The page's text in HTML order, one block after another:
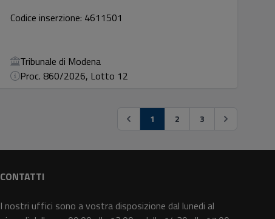
Codice inserzione: 4611501
Tribunale di Modena
Proc. 860/2026, Lotto 12
1 2 3
CONTATTI
I nostri uffici sono a vostra disposizione dal lunedi al